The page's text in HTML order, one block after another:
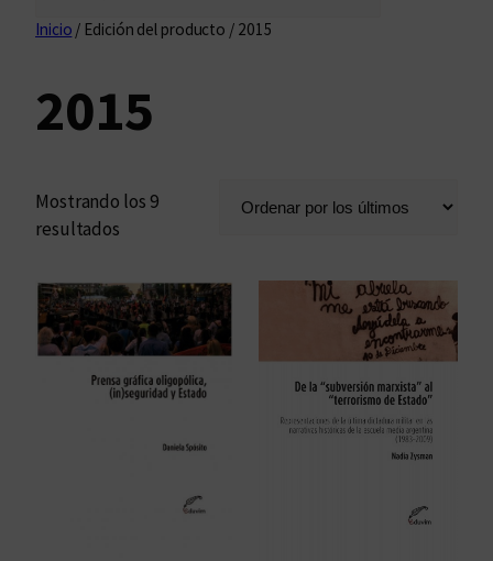
s
a
r
Inicio / Edición del producto / 2015
2015
Mostrando los 9
resultados
d
e
n
d